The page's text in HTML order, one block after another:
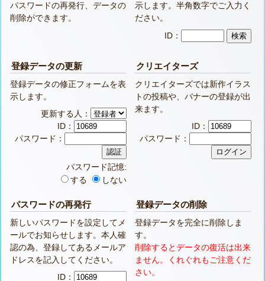
パスワードの再発行、データの
削除ができます。
示します。半角数字でご入力く
ださい。
ID：
登録データの更新
登録データの修正フォームを表
示します。
更新する人：
ID：
パスワード：
パスワード記憶:
する
しない
クリエイターズ
クリエイターズでは新作イラス
トの投稿や、バナーの登録が出
来ます。
ID：
パスワード：
パスワードの再発行
新しいパスワードを設定してメ
ールでお知らせします。本人確
認の為、登録してあるメールア
ドレスを記入してください。
ID：
登録データの削除
登録データを完全に削除しま
す。
削除するとデータの復活は出来
ません。くれぐれもご注意くだ
さい。